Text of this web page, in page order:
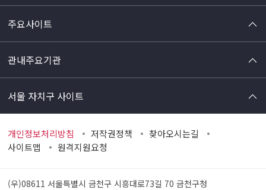
주요사이트
관내주요기관
서울 자치구 사이트
개인정보처리방침 저작권정책
찾아오시는길
사이트맵
원격지원요청
(우)08611 서울특별시 금천구 시흥대로73길 70금천구청